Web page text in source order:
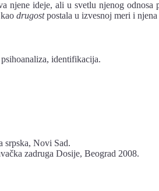
njene ideje, ali u svetlu njenog odnosa
drugostpostala u izvesnoj meri i njena
identifikacija.
srpska, Novi Sad.
zadruga Dosije, Beograd 2008.